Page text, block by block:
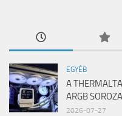
EGYÉB
A
ARGB
2026-07-27